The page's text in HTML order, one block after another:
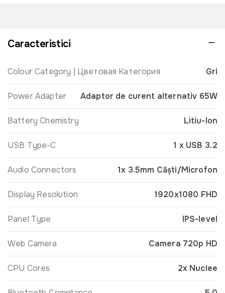
Caracteristici
Colour Category | Цветовая Категория Gri
Power Adapter Adaptor de curent alternativ 65W
Battery Chemistry Litiu-Ion
USB Type-C 1 x USB 3.2
Audio Connectors 1x 3.5mm Căști/Microfon
Display Resolution 1920x1080 FHD
Panel Type IPS-level
Web Camera Camera 720p HD
CPU Cores 2x Nuclee